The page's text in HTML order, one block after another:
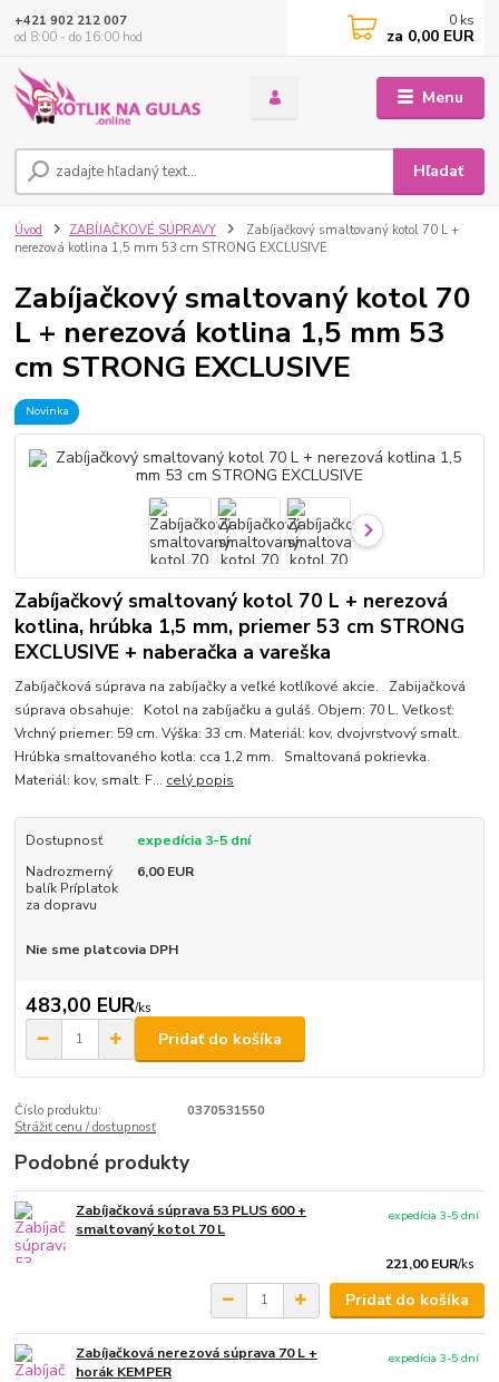
Menu
Hľadať
+421 902 212 007
od 8:00 - do 16:00 hod
0 ks
za 0,00 EUR
Úvod ZABÍJAČKOVÉ SÚPRAVY
Zabíjačkový smaltovaný kotol 70 L +
nerezová kotlina 1,5 mm 53 cm STRONG EXCLUSIVE
Zabíjačkový smaltovaný kotol 70
L + nerezová kotlina 1,5 mm 53
cm STRONG EXCLUSIVE
Novinka
Zabíjačkový smaltovaný kotol 70 L + nerezová
kotlina, hrúbka 1,5 mm, priemer 53 cm STRONG
EXCLUSIVE + naberačka a vareška
Zabíjačková súprava na zabíjačky a veľké kotlíkové akcie. Zabijačková
súprava obsahuje: Kotol na zabíjačku a guláš. Objem: 70 L. Veľkosť:
Vrchný priemer: 59 cm. Výška: 33 cm. Materiál: kov, dvojvrstvový smalt.
Hrúbka smaltovaného kotla: cca 1,2 mm. Smaltovaná pokrievka.
Materiál: kov, smalt. F... celý popis
Dostupnosť
expedícia 3-5 dní
Nadrozmerný
balík Príplatok
za dopravu
6,00 EUR
Nie sme platcovia DPH
483,00 EUR/ks
Pridať do košíka
Číslo produktu:
0370531550
Strážiť cenu / dostupnosť
Podobné produkty
Zabíjačková súprava 53 PLUS 600 +
smaltovaný kotol 70 L
221,00 EUR/ks
expedícia 3-5 dní
Pridať do košíka
Zabíjačková nerezová súprava 70 L +
horák KEMPER
expedícia 3-5 dní